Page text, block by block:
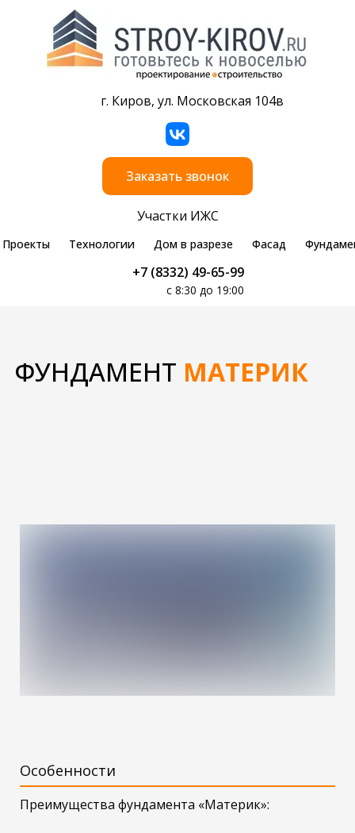
г. Киров, ул. Московская 104в
Заказать звонок
Участки ИЖС
Проекты Технологии Дом в разрезе Фасад
+7 (8332) 49-65-99
с 8:30 до 19:00
ФУНДАМЕНТ МАТЕРИК
Особенности
Преимущества фундамента «Материк»: